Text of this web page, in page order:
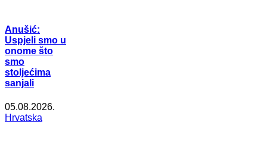
Anušić:
Uspjeli smo u
onome što
smo
stoljećima
sanjali
05.08.2026.
Hrvatska